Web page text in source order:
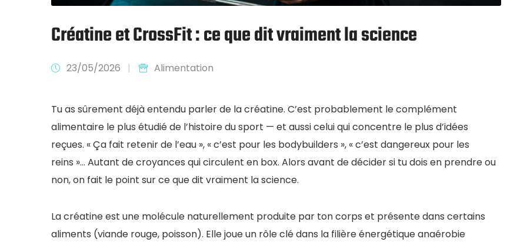
Créatine et CrossFit : ce que dit vraiment la science
23/05/2026 | Alimentation
Tu as sûrement déjà entendu parler de la créatine. C’est probablement le complément
alimentaire le plus étudié de l’histoire du sport — et aussi celui qui concentre le plus d’idées
reçues. « Ça fait retenir de l’eau », « c’est pour les bodybuilders », « c’est dangereux pour les
reins »… Autant de croyances qui circulent en box. Alors avant de décider si tu dois en prendre ou
non, on fait le point sur ce que dit vraiment la science.
La créatine est une molécule naturellement produite par ton corps et présente dans certains
aliments (viande rouge, poisson). Elle joue un rôle clé dans la filière énergétique anaérobie